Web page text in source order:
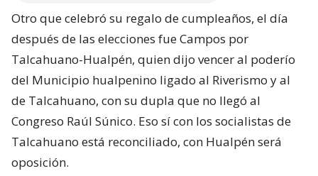
Otro que celebró su regalo de cumpleaños, el día
después de las elecciones fue Campos por
Talcahuano-Hualpén, quien dijo vencer al poderío
del Municipio hualpenino ligado al Riverismo y al
de Talcahuano, con su dupla que no llegó al
Congreso Raúl Súnico. Eso sí con los socialistas de
Talcahuano está reconciliado, con Hualpén será
oposición.